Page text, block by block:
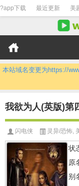
?app下载 最近更新 美
本站域名变更为https://
我欲为人(英版)第
闪电侠 灵异/恐怖,
状
原
别